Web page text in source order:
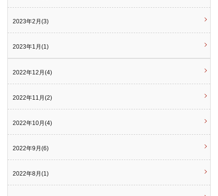
2023年2月(3)
2023年1月(1)
2022年12月(4)
2022年11月(2)
2022年10月(4)
2022年9月(6)
2022年8月(1)